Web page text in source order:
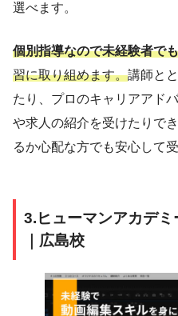
選べます。
個別指導なので未経験者で
習に取り組めます。講師と
たり、プロのキャリアアド
や求人の紹介を受けたりで
るか心配な方でも安心して
3.ヒューマンアカデ
｜広島校